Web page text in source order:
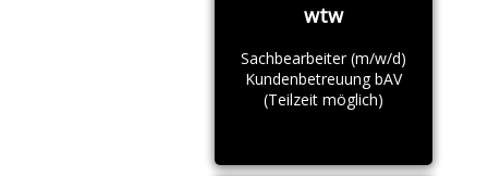
wtw
Sachbearbeiter (m/w/d)
Kundenbetreuung bAV
(Teilzeit möglich)